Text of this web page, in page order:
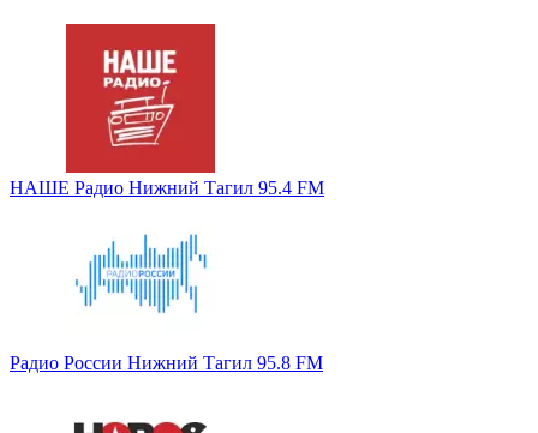
НАШЕ Радио Нижний Тагил 95.4 FM
Радио России Нижний Тагил 95.8 FM